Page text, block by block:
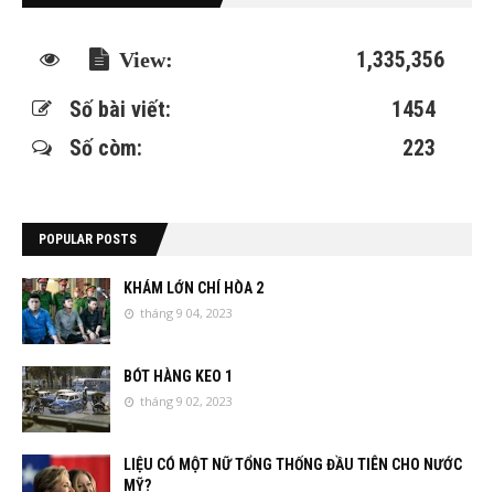
1,335,356
Số bài viết:
1454
Số còm:
223
POPULAR POSTS
KHÁM LỚN CHÍ HÒA 2
tháng 9 04, 2023
BÓT HÀNG KEO 1
tháng 9 02, 2023
LIỆU CÓ MỘT NỮ TỔNG THỐNG ĐẦU TIÊN CHO NƯỚC
MỸ?